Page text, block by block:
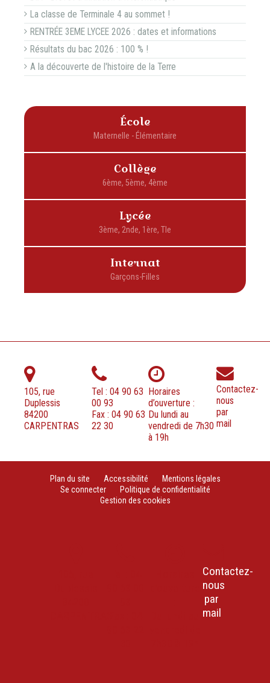
La classe de Terminale 4 au sommet !
RENTRÉE 3EME LYCEE 2026 : dates et informations
Résultats du bac 2026 : 100 % !
A la découverte de l'histoire de la Terre
École
Collège
Lycée
Internat
105, rue
Duplessis
84200
CARPENTRAS
Tel : 04 90 63
00 93
Fax : 04 90 63
22 30
Horaires
d’ouverture :
Du lundi au
vendredi de 7h30
à 19h
Contactez-
nous
par
mail
Plan du site Accessibilité
Mentions légales
Se connecter
Politique de confidentialité
Gestion des cookies
Contactez-
nous
par
mail